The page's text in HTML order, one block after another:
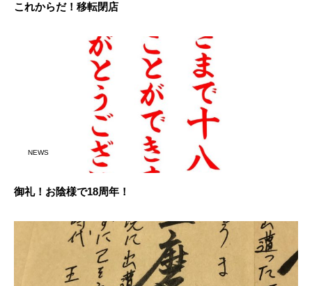
これからだ！移転閉店
NEWS
御礼！お陰様で18周年！